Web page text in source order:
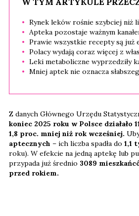
Rynek leków rośnie szybciej niż
Apteka pozostaje ważnym
Prawie wszystkie recepty są już
Polacy wydają coraz więcej z
Leki metaboliczne wyprzedziły
Mniej aptek nie oznacza
Z danych Głównego Urzędu
koniec 2025 roku w Polsce działało
1,8 proc. mniej niż rok wcześniej.
aptecznych – ich liczba spadła do 1,1
roku). W efekcie na jedną aptekę lub
przypada już średnio 3089
przed rokiem.